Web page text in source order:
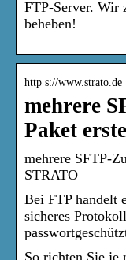
FTP-Server. Wir
beheben!
http s://www.strato.de
mehrere
Paket
mehrere SFTP-
STRATO
Bei FTP handelt
sicheres
So richten Sie je